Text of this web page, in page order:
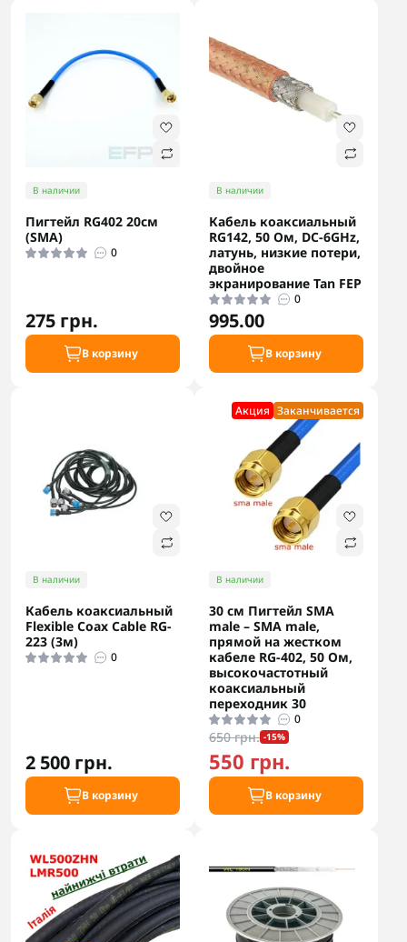
В наличии
Пигтейл RG402 20см
(SMA)
0
275 грн.
В корзину
В наличии
Кабель коаксиальный
RG142, 50 Ом, DC-6GHz,
латунь, низкие потери,
двойное
экранирование Tan FEP
0
995.00
В корзину
В наличии
Кабель коаксиальный
Flexible Coax Cable RG-
223 (3м)
0
2 500 грн.
В корзину
Акция Заканчивается
В наличии
30 см Пигтейл SMA
male – SMA male,
прямой на жестком
кабеле RG-402, 50 Ом,
высокочастотный
коаксиальный
переходник 30
0
650 грн. -15%
550 грн.
В корзину